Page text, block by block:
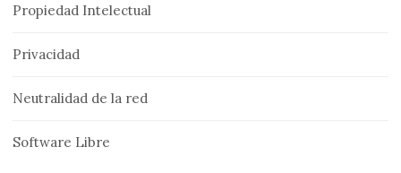
Propiedad Intelectual
Privacidad
Neutralidad de la red
Software Libre